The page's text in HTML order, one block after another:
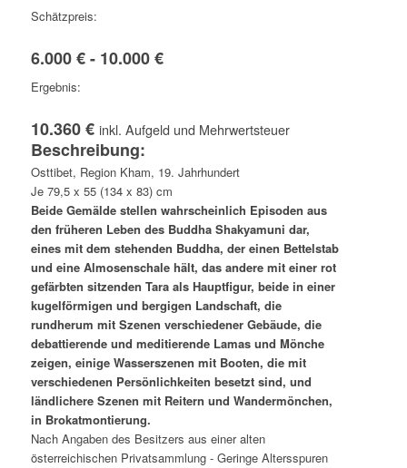
Schätzpreis:
6.000 € - 10.000 €
Ergebnis:
10.360 € inkl. Aufgeld und Mehrwertsteuer
Beschreibung:
Osttibet, Region Kham, 19. Jahrhundert
Je 79,5 x 55 (134 x 83) cm
Beide Gemälde stellen wahrscheinlich Episoden aus
den früheren Leben des Buddha Shakyamuni dar,
eines mit dem stehenden Buddha, der einen Bettelstab
und eine Almosenschale hält, das andere mit einer rot
gefärbten sitzenden Tara als Hauptfigur, beide in einer
kugelförmigen und bergigen Landschaft, die
rundherum mit Szenen verschiedener Gebäude, die
debattierende und meditierende Lamas und Mönche
zeigen, einige Wasserszenen mit Booten, die mit
verschiedenen Persönlichkeiten besetzt sind, und
ländlichere Szenen mit Reitern und Wandermönchen,
in Brokatmontierung.
Nach Angaben des Besitzers aus einer alten
österreichischen Privatsammlung - Geringe Altersspuren